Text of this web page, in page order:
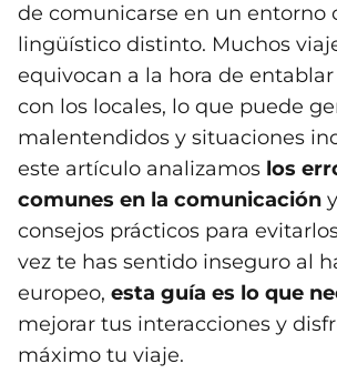
de comunicarse en un entorno
lingüístico distinto. Muchos
equivocan a la hora de
con los locales, lo que puede
malentendidos y situaciones
este artículo analizamos los
comunes en la comunicación
consejos prácticos para
vez te has sentido inseguro al
europeo, esta guía es lo que
mejorar tus interacciones y
máximo tu viaje.